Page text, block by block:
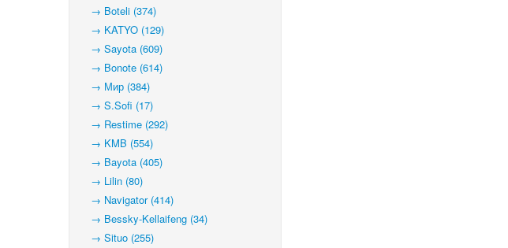
→ Boteli (374)
→ KATYO (129)
→ Sayota (609)
→ Bonote (614)
→ Мир (384)
→ S.Sofi (17)
→ Restime (292)
→ KMB (554)
→ Bayota (405)
→ Lilin (80)
→ Navigator (414)
→ Bessky-Kellaifeng (34)
→ Situo (255)